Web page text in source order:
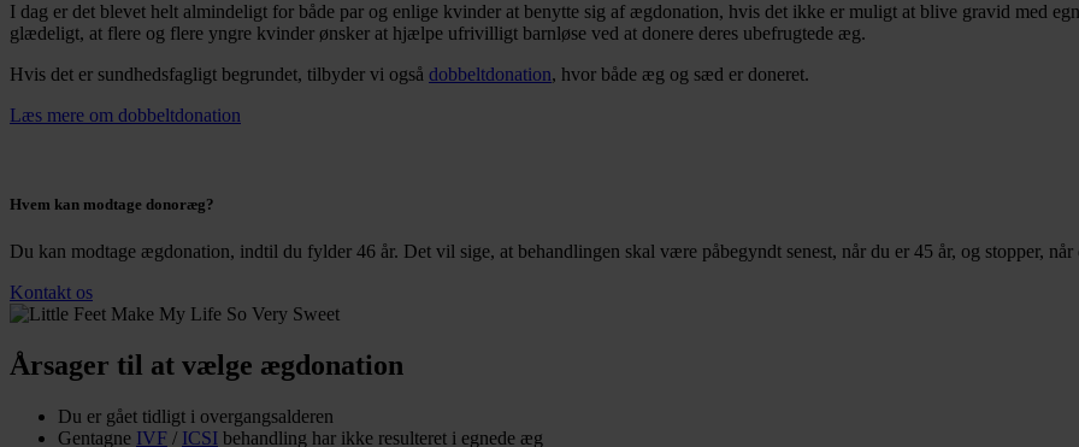
I dag er det blevet helt almindeligt for både par og enlige kvinder at benytte sig af ægdonation, hvis det ikke er muligt at blive gravid med
glædeligt, at flere og flere yngre kvinder ønsker at hjælpe ufrivilligt barnløse ved at donere deres ubefrugtede æg.
Hvis det er sundhedsfagligt begrundet, tilbyder vi også dobbeltdonation, hvor både æg og sæd er doneret.
Læs mere om dobbeltdonation
Hvem kan modtage donoræg?
Du kan modtage ægdonation, indtil du fylder 46 år. Det vil sige, at behandlingen skal være påbegyndt senest, når du er 45 år, og stopper, når
Kontakt os
Årsager til at vælge ægdonation
Du er gået tidligt i overgangsalderen
Gentagne IVF / ICSI behandling har ikke resulteret i egnede æg